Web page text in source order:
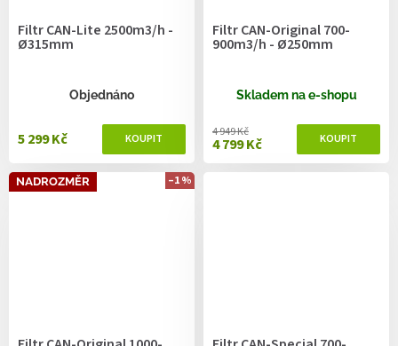
Filtr CAN-Lite 2500m3/h -
Ø315mm
Objednáno
5 299 Kč
Filtr CAN-Original 700-
900m3/h - Ø250mm
Skladem na e-shopu
4 799 Kč
4 949 Kč
NADROZMĚR –1 %